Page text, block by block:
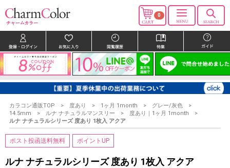
0
カラコン通販TOP 度あり 1ヶ月 1month
グレー/灰色
14.5mm
ルナ ナチュラルマンスリー
度あり｜1ヶ月 1month
ルナ ナチュラルシリーズ 度あり 1枚入 アクア
ポスト投函送料無料 ポイントUP
ルナ ナチュラルシリーズ 度あり 1枚入 アクア